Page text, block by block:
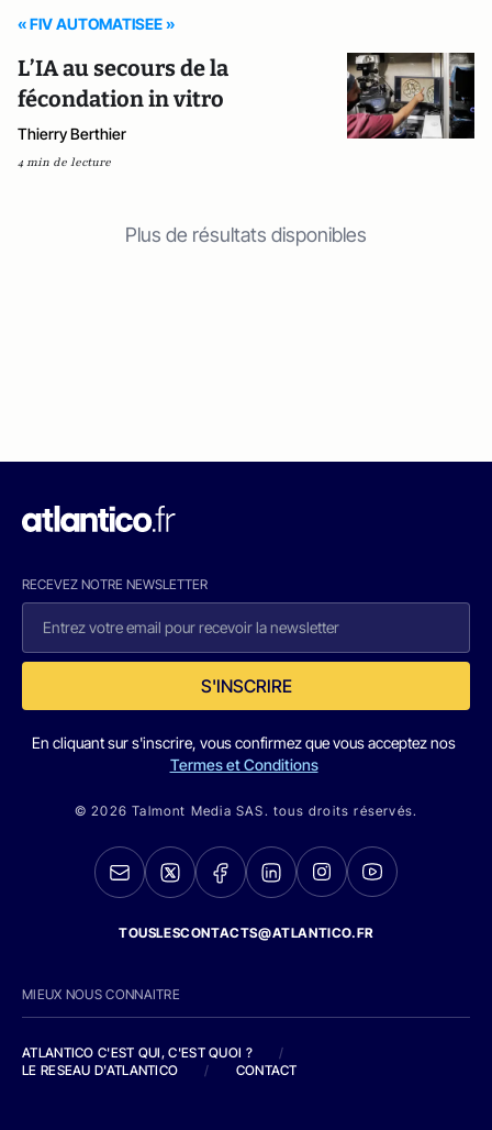
« FIV AUTOMATISEE »
L’IA au secours de la
fécondation in vitro
Thierry Berthier
4 min de lecture
Plus de résultats disponibles
RECEVEZ NOTRE NEWSLETTER
S'INSCRIRE
En cliquant sur s'inscrire, vous confirmez que vous acceptez nos
Termes et Conditions
© 2026 Talmont Media SAS. tous droits réservés.
TOUSLESCONTACTS@ATLANTICO.FR
MIEUX NOUS CONNAITRE
ATLANTICO C'EST QUI, C'EST QUOI ?
/
LE RESEAU D'ATLANTICO
/ CONTACT